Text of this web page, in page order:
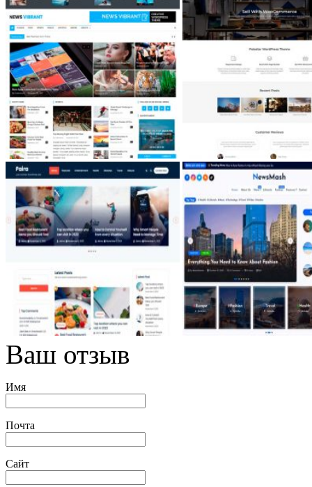
Ваш отзыв
Имя
Почта
Сайт